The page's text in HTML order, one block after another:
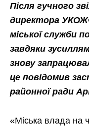
Після гучного
директора
міської служби
завдяки
знову
це повідомив
районної ради
«Міська влада на